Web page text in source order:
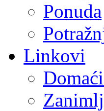
Ponuda
Linkovi